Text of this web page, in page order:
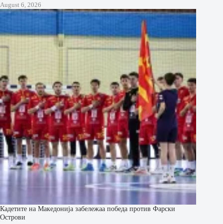
August 6, 2026
Кадетите на Македонија забележаа победа против Фарски
Острови